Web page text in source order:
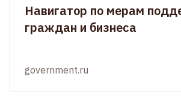
Навигатор по мерам
граждан и бизнеса
government.ru